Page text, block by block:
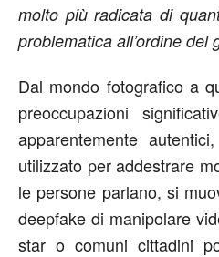
molto più radicata di
problematica all’ordine del
Dal mondo fotografico a
preoccupazioni
apparentemente
utilizzato per addestrare
le persone parlano, si
deepfake di manipolare
star o comuni cittadini